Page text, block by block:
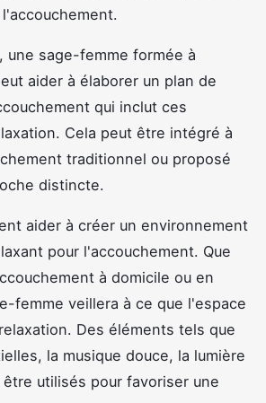
une sage-femme formée à
aider à élaborer un plan de
qui inclut ces
Cela peut être intégré à
traditionnel ou proposé
distincte.
aider à créer un environnement
pour l'accouchement. Que
à domicile ou en
femme veillera à ce que l'espace
Des éléments tels que
la musique douce, la lumière
utilisés pour favoriser une